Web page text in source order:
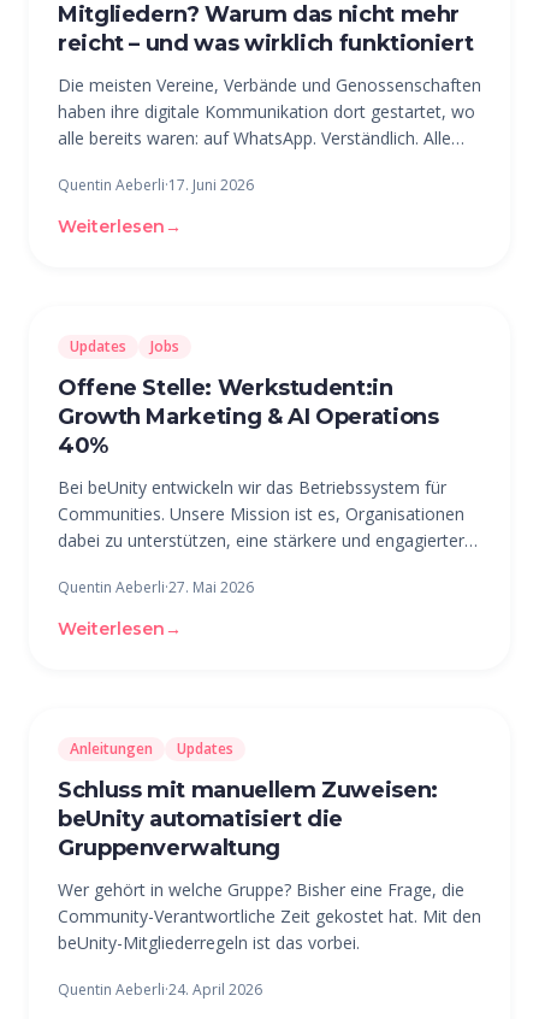
Mitgliedern? Warum das nicht mehr
reicht – und was wirklich funktioniert
Die meisten Vereine, Verbände und Genossenschaften
haben ihre digitale Kommunikation dort gestartet, wo
alle bereits waren: auf WhatsApp. Verständlich. Alle
irgendwann merkt fast jede Organisation dasselbe –
und sucht nach einer
Quentin Aeberli·17. Juni 2026
Weiterlesen →
Updates Jobs
Offene Stelle: Werkstudent:in
Growth Marketing & AI Operations
40%
Bei beUnity entwickeln wir das Betriebssystem für
Communities. Unsere Mission ist es, Organisationen
dabei zu unterstützen, eine stärkere und engagiertere
der Kommunikation, Zusammenarbeit und Verwaltung
auf einer zentralen
Quentin Aeberli·27. Mai 2026
Weiterlesen →
Anleitungen Updates
Schluss mit manuellem Zuweisen:
beUnity automatisiert die
Gruppenverwaltung
Wer gehört in welche Gruppe? Bisher eine Frage, die
Community-Verantwortliche Zeit gekostet hat. Mit den
beUnity-Mitgliederregeln ist das vorbei.
Quentin Aeberli·24. April 2026